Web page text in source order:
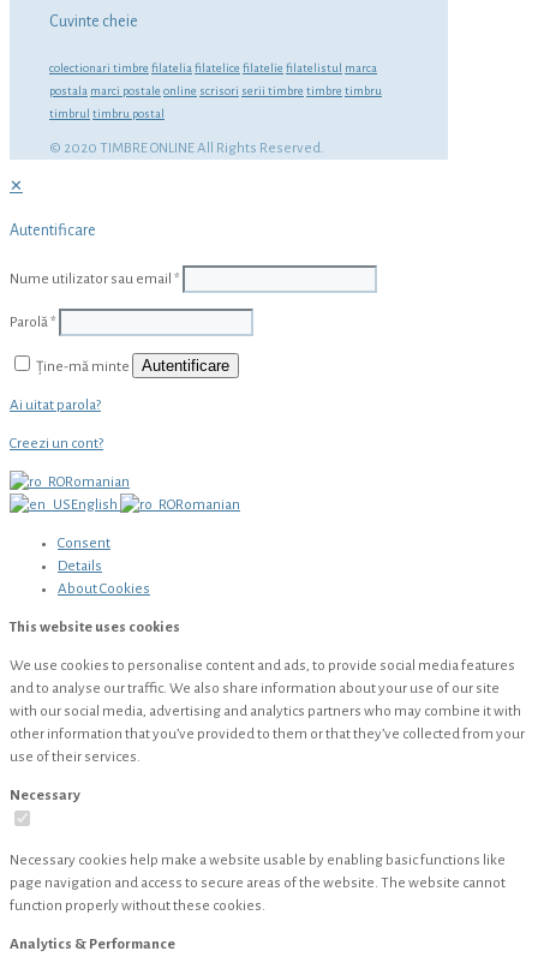
Cuvinte cheie
colectionari timbre filatelia filatelice filatelie filatelistul marca
postala marci postale online scrisori serii timbre timbre timbru
timbrul timbru postal
© 2020 TIMBRE ONLINE All Rights Reserved.
✕
Autentificare
Nume utilizator sau email *
Parolă*
Ține-mă minte Autentificare
Ai uitat parola?
Creezi un cont?
Romanian
English
Romanian
Consent
Details
AboutCookies
This website uses cookies
We use cookies to personalise content and ads, to provide social media features
and to analyse our traffic. We also share information about your use of our site
with our social media, advertising and analytics partners who may combine it with
other information that you’ve provided to them or that they’ve collected from your
use of their services.
Necessary
Necessary cookies help make a website usable by enabling basic functions like
page navigation and access to secure areas of the website. The website cannot
function properly without these cookies.
Analytics & Performance